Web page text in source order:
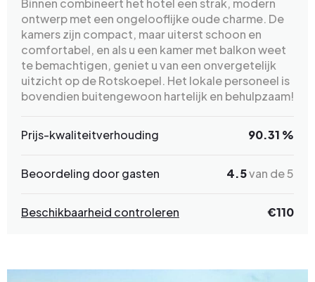
Binnen combineert het hotel een strak, modern
ontwerp met een ongelooflijke oude charme. De
kamers zijn compact, maar uiterst schoon en
comfortabel, en als u een kamer met balkon weet
te bemachtigen, geniet u van een onvergetelijk
uitzicht op de Rotskoepel. Het lokale personeel is
bovendien buitengewoon hartelijk en behulpzaam!
Prijs-kwaliteitverhouding 90.31 %
Beoordeling door gasten 4.5van de 5
Beschikbaarheid controleren €110